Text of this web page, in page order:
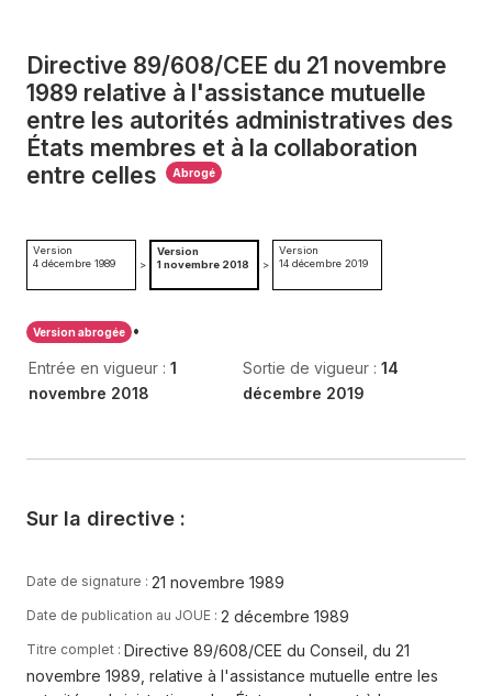
Directive 89/608/CEE du 21 novembre
1989 relative à l'assistance mutuelle
entre les autorités administratives des
États membres et à la collaboration
entre celles
Abrogé
Version
4 décembre 1989
>
Version
1 novembre 2018
>
Version
14 décembre 2019
Version abrogée
•
Entrée en vigueur : 1
novembre 2018
Sortie de vigueur : 14
décembre 2019
Sur la directive :
Date de signature : 21 novembre 1989
Date de publication au JOUE : 2 décembre 1989
Titre complet : Directive 89/608/CEE du Conseil, du 21
novembre 1989, relative à l'assistance mutuelle entre les